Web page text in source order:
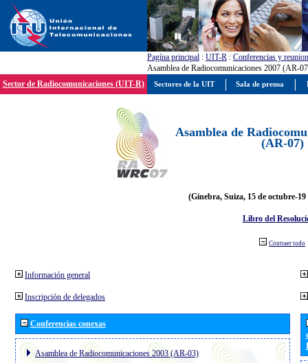
Pagína principal : UIT-R : Conferencias y
Asamblea de Radiocomunicaciones 2007 (AR-
Sector de Radiocomunicaciones (UIT-R)
Asamblea de
(AR-07)
(Ginebra, Suiza, 15 de octubre-19
Libro del
Contraer todo
Información general
Inscripción de delegados
Conferencias conexas
Asamblea de Radiocomunicaciones 2003 (AR-03)
Sectores de la UIT Sala de prensa